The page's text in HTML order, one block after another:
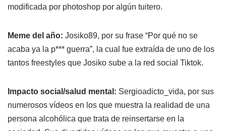
modificada por photoshop por algún tuitero.
Meme del año: Josiko89, por su frase “Por qué no se
acaba ya la p*** guerra”, la cual fue extraída de uno de los
tantos freestyles que Josiko sube a la red social Tiktok.
Impacto social/salud mental: Sergioadicto_vida, por sus
numerosos vídeos en los que muestra la realidad de una
persona alcohólica que trata de reinsertarse en la